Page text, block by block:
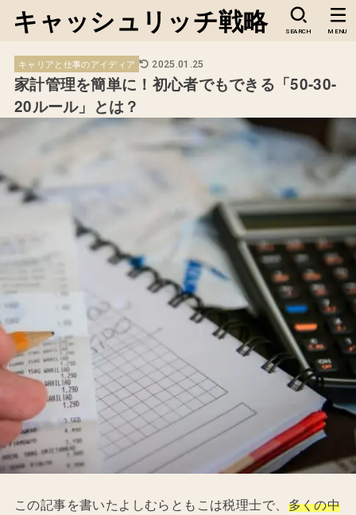
キャッシュリッチ戦略 SEARCH MENU
キャリアと仕事のアイディア 2025.01.25
家計管理を簡単に！初心者でもできる「50-30-
20ルール」とは？
この記事を書いたよしむらともこは税理士で、 多くの中